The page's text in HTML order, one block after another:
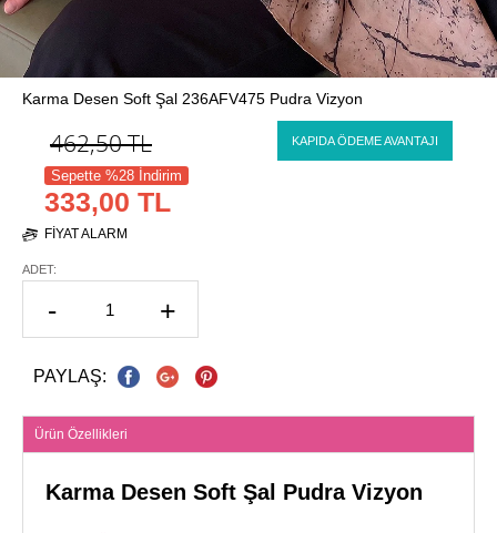
Karma Desen Soft Şal 236AFV475 Pudra Vizyon
462,50TL KAPIDA ÖDEME AVANTAJI
Sepette %28 İndirim
333,00 TL
FIYAT ALARM
ADET:
- +
PAYLAŞ:
Ürün Özellikleri
Karma Desen Soft Şal Pudra Vizyon